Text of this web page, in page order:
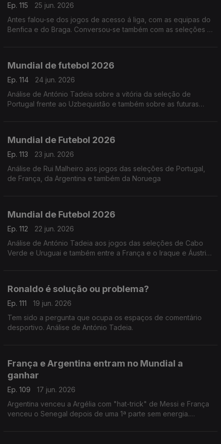
Ep. 115
25 jun. 2026
Antes falou-se dos jogos de acesso á liga, com as equipas do
Benfica e do Braga. Conversou-se também com as seleções já
Mundial de futebol 2026
Ep. 114
24 jun. 2026
Análise de António Tadeia sobre a vitória da seleção de
Portugal frente ao Uzbequistão e também sobre as futuras
Mundial de Futebol 2026
Ep. 113
23 jun. 2026
Análise de Rui Malheiro aos jogos das seleções de Portugal,
de França, da Argentina e também da Noruega
Mundial de Futebol 2026
Ep. 112
22 jun. 2026
Análise de António Tadeia aos jogos das seleções de Cabo
Verde e Uruguai e também entre a França e o Iraque e Áustria
Ronaldo é solução ou problema?
Ep. 111
19 jun. 2026
Tem sido a pergunta que ocupa os espaços de comentário
desportivo. Análise de António Tadeia.
França e Argentina entram no Mundial a
ganhar
Ep. 109
17 jun. 2026
Argentina venceu a Argélia com "hat-trick" de Messi e França
venceu o Senegal depois de uma 1ª parte sem energia.